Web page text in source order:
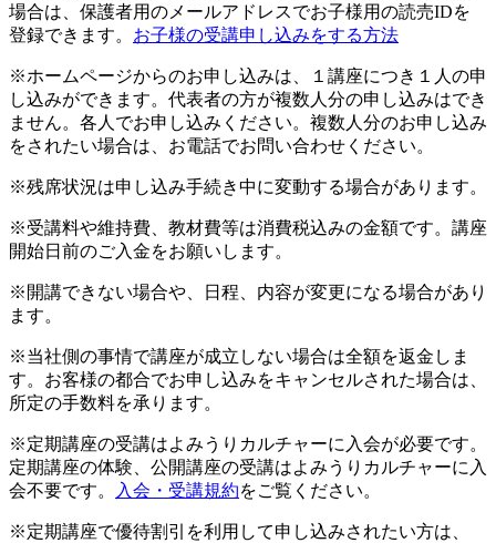
場合は、保護者用のメールアドレスでお子様用の読売IDを
登録できます。 お子様の受講申し込みをする方法
※ホームページからのお申し込みは、１講座につき１人の申
し込みができます。代表者の方が複数人分の申し込みはでき
ません。各人でお申し込みください。複数人分のお申し込み
をされたい場合は、お電話でお問い合わせください。
※残席状況は申し込み手続き中に変動する場合があります。
※受講料や維持費、教材費等は消費税込みの金額です。講座
開始日前のご入金をお願いします。
※開講できない場合や、日程、内容が変更になる場合があり
ます。
※当社側の事情で講座が成立しない場合は全額を返金しま
す。お客様の都合でお申し込みをキャンセルされた場合は、
所定の手数料を承ります。
※定期講座の受講はよみうりカルチャーに入会が必要です。
定期講座の体験、公開講座の受講はよみうりカルチャーに入
会不要です。
入会・受講規約をご覧ください。
※定期講座で優待割引を利用して申し込みされたい方は、